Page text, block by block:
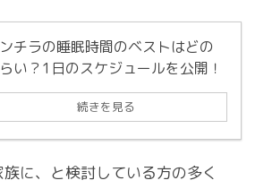
チラの睡眠時間のベストはどの
い？1日のスケジュールを公開！
続きを見る
に、と検討している方の多く